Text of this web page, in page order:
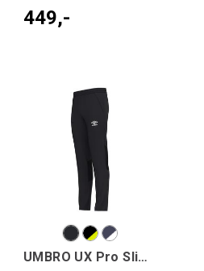
449,-
UMBRO UX Pro Slim Pant